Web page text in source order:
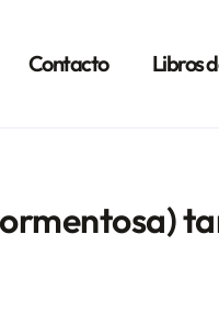
Contacto Libros